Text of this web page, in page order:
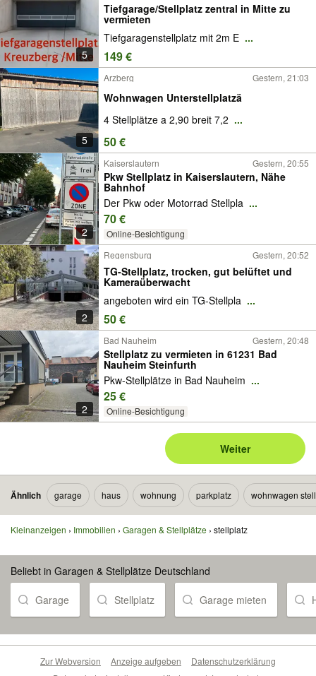
5
Tiefgarage/Stellplatz zentral in Mitte zu
vermieten
Tiefgaragenstellplatz mit 2m E ...
149 €
5
Arzberg Gestern, 21:03
Wohnwagen Unterstellplatzä
4 Stellplätze a 2,90 breit 7,2 ...
50 €
2
Kaiserslautern Gestern, 20:55
Pkw Stellplatz in Kaiserslautern, Nähe
Bahnhof
Der Pkw oder Motorrad Stellpla ...
70 €
Online-Besichtigung
2
Regensburg Gestern, 20:52
TG-Stellplatz, trocken, gut belüftet und
Kameraüberwacht
angeboten wird ein TG-Stellpla ...
50 €
2
Bad Nauheim Gestern, 20:48
Stellplatz zu vermieten in 61231 Bad
Nauheim Steinfurth
Pkw-Stellplätze in Bad Nauheim ...
25 €
Online-Besichtigung
Weiter
Ähnlich garage haus wohnung parkplatz wohnwagen
Kleinanzeigen Immobilien Garagen & Stellplätze stellplatz
Beliebt in Garagen & Stellplätze Deutschland
Garage Stellplatz Garage mieten
Zur Webversion Anzeige aufgeben
Datenschutzerklärung